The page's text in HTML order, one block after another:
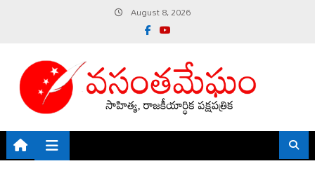
content
August 8, 2026